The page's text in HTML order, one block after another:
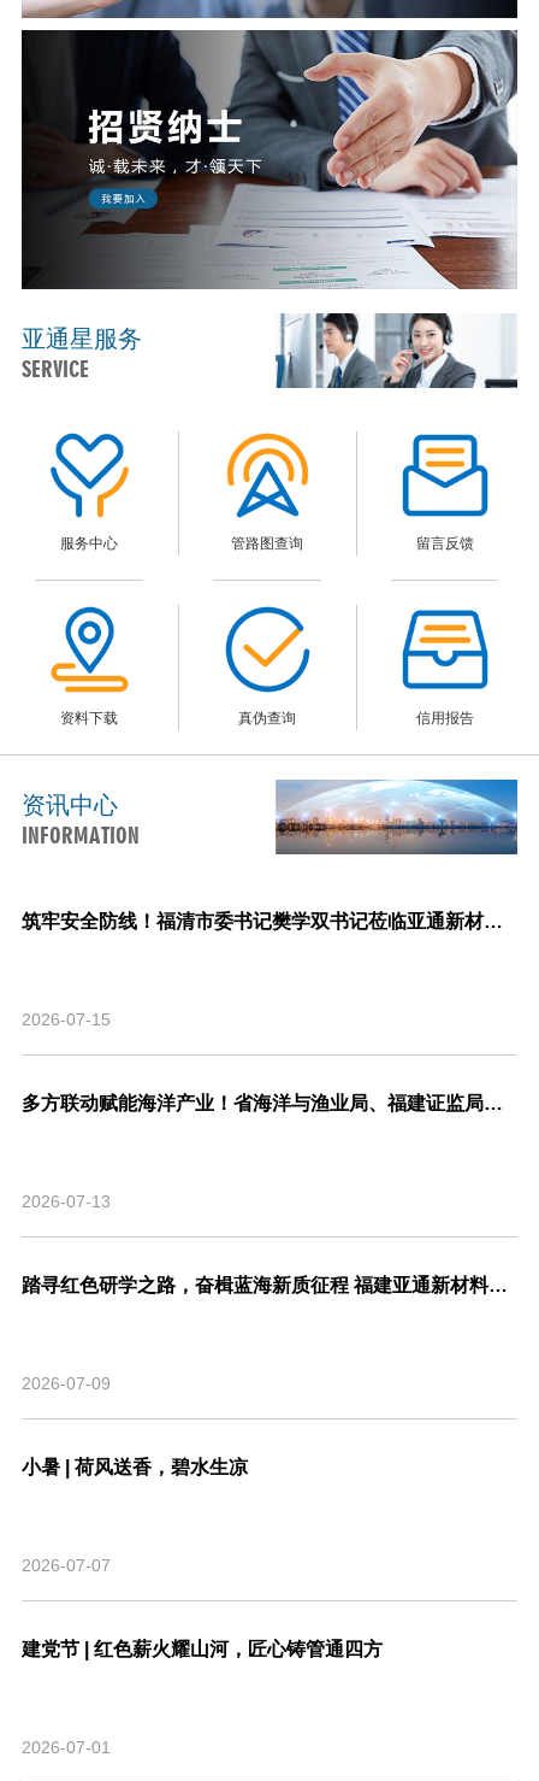
亚通星服务
SERVICE
服务中心 管路图查询 留言反馈
资料下载 真伪查询 信用报告
资讯中心
INFORMATION
筑牢安全防线！福清市委书记樊学双书记莅临亚通新材料调研指导安全生产与生产经营工作！
2026-07-15
多方联动赋能海洋产业！省海洋与渔业局、福建证监局、北交所、市委金融办联合走访亚通新材料调研座谈！
2026-07-13
踏寻红色研学之路，奋楫蓝海新质征程 福建亚通新材料科技股份有限公司党支部联合福建省渔业行业协会党支部开展主题共建活动
2026-07-09
小暑 | 荷风送香，碧水生凉
2026-07-07
建党节 | 红色薪火耀山河，匠心铸管通四方
2026-07-01